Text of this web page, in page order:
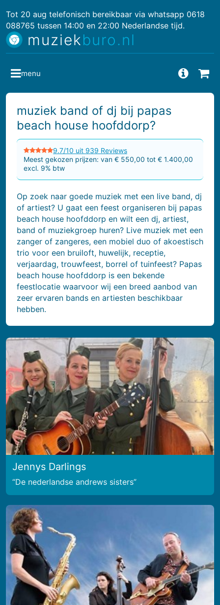
Tot 20 aug telefonisch bereikbaar via whatsapp 0618
088765 tussen 14:00 en 22:00 Nederlandse tijd.
muziekburo.nl
muziek band of dj bij papas
beach house hoofddorp?
9.7/10 uit 939 Reviews
Meest gekozen prijzen: van € 550,00 tot € 1.400,00
excl. 9% btw
Op zoek naar goede muziek met een live band, dj
of artiest? U gaat een feest organiseren bij papas
beach house hoofddorp en wilt een dj, artiest,
band of muziekgroep huren? Live muziek met een
zanger of zangeres, een mobiel duo of akoestisch
trio voor een bruiloft, huwelijk, receptie,
verjaardag, trouwfeest, borrel of tuinfeest? Papas
beach house hoofddorp is een bekende
feestlocatie waarvoor wij een breed aanbod van
zeer ervaren bands en artiesten beschikbaar
hebben.
Jennys Darlings
De nederlandse andrews sisters
menu